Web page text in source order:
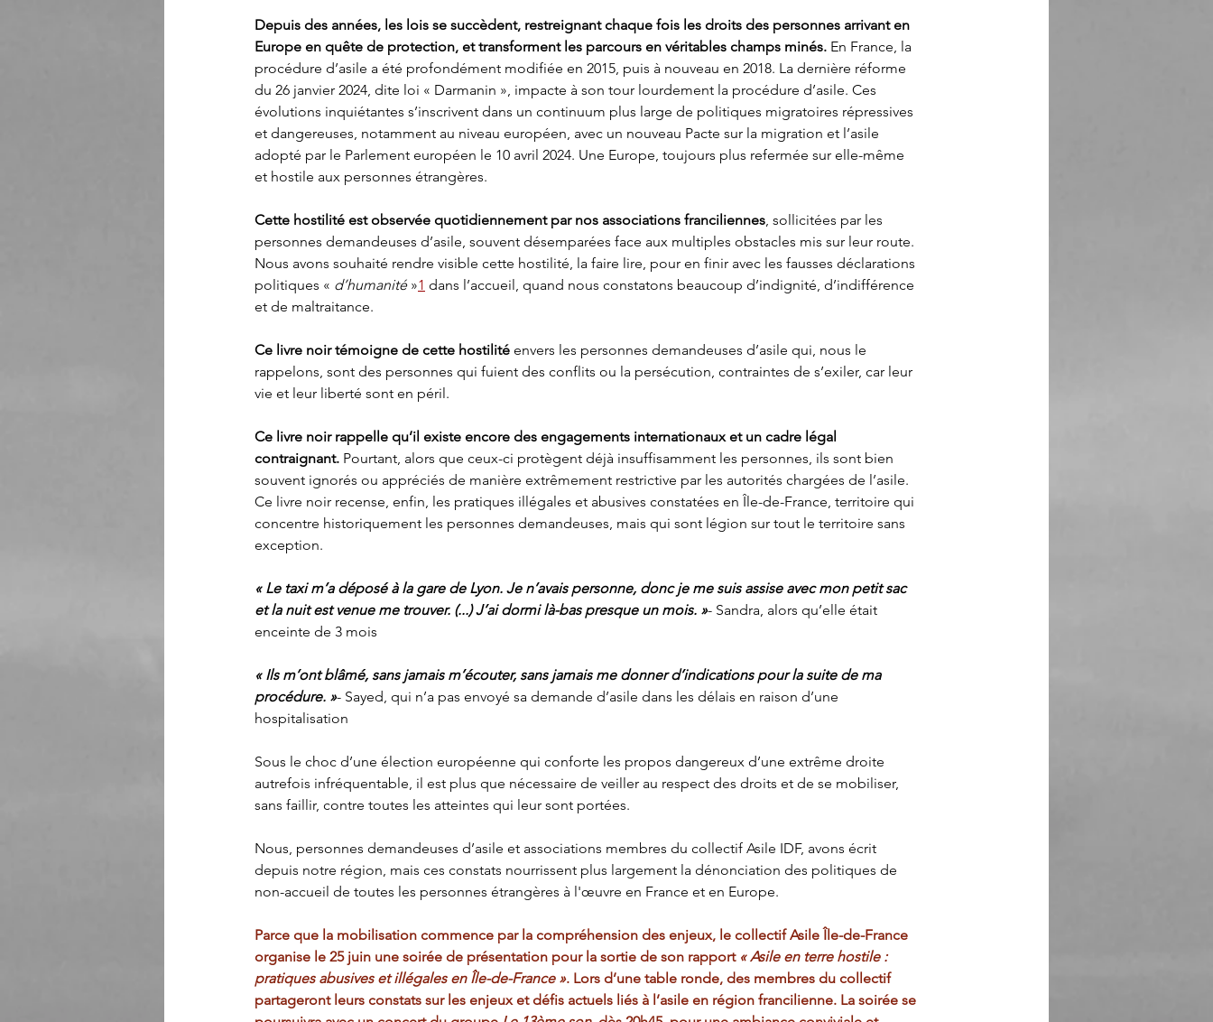
Depuis des années, les lois se succèdent, restreignant chaque fois les droits des personnes arrivant en
Europe en quête de protection, et transforment les parcours en véritables champs minés. En France, la
procédure d’asile a été profondément modifiée en 2015, puis à nouveau en 2018. La dernière réforme
du 26 janvier 2024, dite loi « Darmanin », impacte à son tour lourdement la procédure d’asile. Ces
évolutions inquiétantes s’inscrivent dans un continuum plus large de politiques migratoires répressives
et dangereuses, notamment au niveau européen, avec un nouveau Pacte sur la migration et l’asile
adopté par le Parlement européen le 10 avril 2024. Une Europe, toujours plus refermée sur elle-même
et hostile aux personnes étrangères.
Cette hostilité est observée quotidiennement par nos associations franciliennes, sollicitées par les
personnes demandeuses d’asile, souvent désemparées face aux multiples obstacles mis sur leur route.
Nous avons souhaité rendre visible cette hostilité, la faire lire, pour en finir avec les fausses déclarations
politiques « d’humanité »1 dans l’accueil, quand nous constatons beaucoup d’indignité, d’indifférence
et de maltraitance.
Ce livre noir témoigne de cette hostilité envers les personnes demandeuses d’asile qui, nous le
rappelons, sont des personnes qui fuient des conflits ou la persécution, contraintes de s’exiler, car leur
vie et leur liberté sont en péril.
Ce livre noir rappelle qu’il existe encore des engagements internationaux et un cadre légal
contraignant. Pourtant, alors que ceux-ci protègent déjà insuffisamment les personnes, ils sont bien
souvent ignorés ou appréciés de manière extrêmement restrictive par les autorités chargées de l’asile.
Ce livre noir recense, enfin, les pratiques illégales et abusives constatées en Île-de-France, territoire qui
concentre historiquement les personnes demandeuses, mais qui sont légion sur tout le territoire sans
exception.
« Le taxi m’a déposé à la gare de Lyon. Je n’avais personne, donc je me suis assise avec mon petit sac
et la nuit est venue me trouver. (...) J’ai dormi là-bas presque un mois. »- Sandra, alors qu’elle était
enceinte de 3 mois
« Ils m’ont blâmé, sans jamais m’écouter, sans jamais me donner d’indications pour la suite de ma
procédure. »- Sayed, qui n’a pas envoyé sa demande d’asile dans les délais en raison d’une
hospitalisation
Sous le choc d’une élection européenne qui conforte les propos dangereux d’une extrême droite
autrefois infréquentable, il est plus que nécessaire de veiller au respect des droits et de se mobiliser,
sans faillir, contre toutes les atteintes qui leur sont portées.
Nous, personnes demandeuses d’asile et associations membres du collectif Asile IDF, avons écrit
depuis notre région, mais ces constats nourrissent plus largement la dénonciation des politiques de
non-accueil de toutes les personnes étrangères à l'œuvre en France et en Europe.
Parce que la mobilisation commence par la compréhension des enjeux, le collectif Asile Île-de-France
organise le 25 juin une soirée de présentation pour la sortie de son rapport « Asile en terre hostile :
pratiques abusives et illégales en Île-de-France ». Lors d’une table ronde, des membres du collectif
partageront leurs constats sur les enjeux et défis actuels liés à l’asile en région francilienne. La soirée se